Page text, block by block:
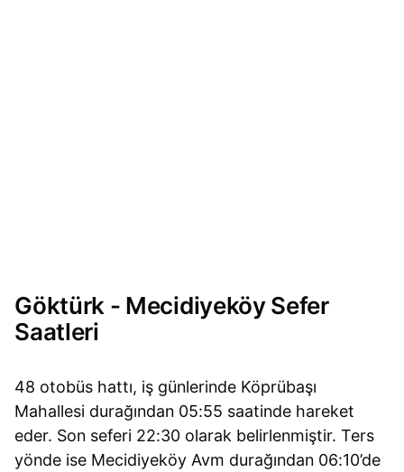
Göktürk - Mecidiyeköy Sefer
Saatleri
48 otobüs hattı, iş günlerinde Köprübaşı
Mahallesi durağından 05:55 saatinde hareket
eder. Son seferi 22:30 olarak belirlenmiştir. Ters
yönde ise Mecidiyeköy Avm durağından 06:10’de